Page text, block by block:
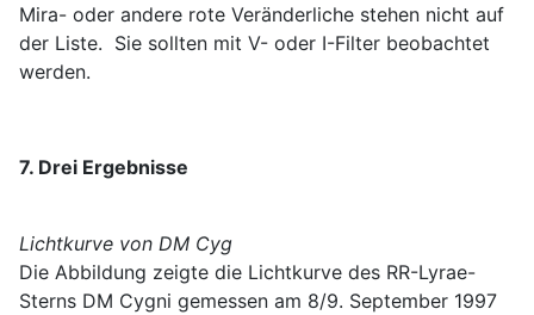
Mira- oder andere rote Veränderliche stehen nicht auf
der Liste. Sie sollten mit V- oder I-Filter beobachtet
werden.
7. Drei Ergebnisse
Lichtkurve von DM Cyg
Die Abbildung zeigte die Lichtkurve des RR-Lyrae-
Sterns DM Cygni gemessen am 8/9. September 1997